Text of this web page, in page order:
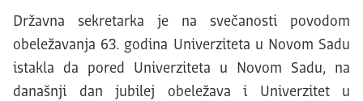
Državna sekretarka je na svečanosti povodom
obeležavanja 63. godina Univerziteta u Novom Sadu
istakla da pored Univerziteta u Novom Sadu, na
današnji dan jubilej obeležava i Univerzitet u